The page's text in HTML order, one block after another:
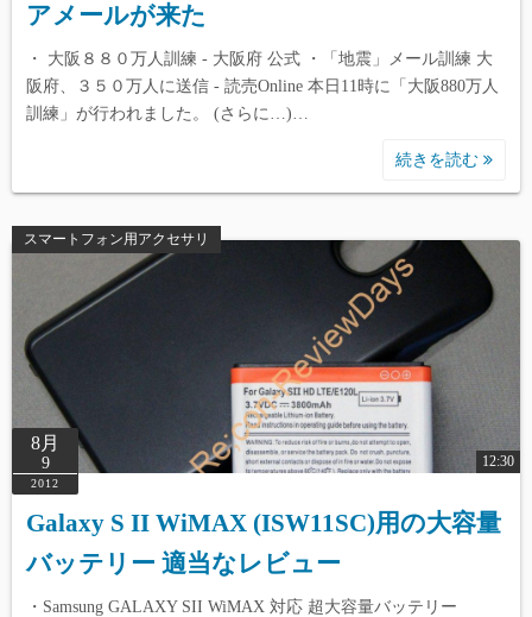
アメールが来た
・ 大阪８８０万人訓練 - 大阪府 公式 ・「地震」メール訓練 大
阪府、３５０万人に送信 - 読売Online 本日11時に「大阪880万人
訓練」が行われました。 (さらに…)…
続きを読む
スマートフォン用アクセサリ
8月
9
2012
12:30
Galaxy S II WiMAX (ISW11SC)用の大容量
バッテリー 適当なレビュー
・Samsung GALAXY SII WiMAX 対応 超大容量バッテリー